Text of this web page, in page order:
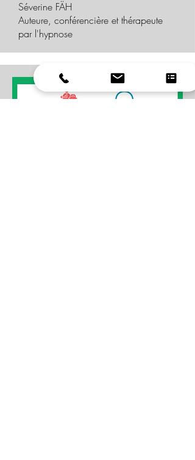
Séverine FÄH
Auteure, conférencière et thérapeute
par l'hypnose